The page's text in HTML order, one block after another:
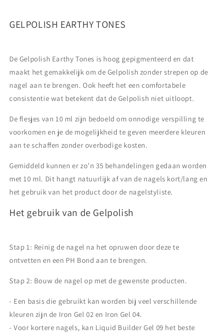
GELPOLISH EARTHY TONES
De Gelpolish Earthy Tones is hoog gepigmenteerd en dat
maakt het gemakkelijk om de Gelpolish zonder strepen op de
nagel aan te brengen. Ook heeft het een comfortabele
consistentie wat betekent dat de Gelpolish niet uitloopt.
De flesjes van 10 ml zijn bedoeld om onnodige verspilling te
voorkomen en je de mogelijkheid te geven meerdere kleuren
aan te schaffen zonder overbodige kosten.
Gemiddeld kunnen er zo’n 35 behandelingen gedaan worden
met 10 ml. Dit hangt natuurlijk af van de nagels kort/lang en
het gebruik van het product door de nagelstyliste.
Het gebruik van de Gelpolish
Stap 1: Reinig de nagel na het opruwen door deze te
ontvetten en een PH Bond aan te brengen.
Stap 2: Bouw de nagel op met de gewenste producten.
- Een basis die gebruikt kan worden bij veel verschillende
kleuren zijn de Iron Gel 02 en Iron Gel 04.
- Voor kortere nagels, kan Liquid Builder Gel 09 het beste